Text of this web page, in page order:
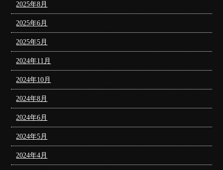
2025年8月
2025年6月
2025年5月
2024年11月
2024年10月
2024年8月
2024年6月
2024年5月
2024年4月